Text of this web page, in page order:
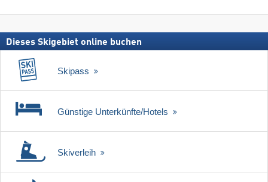
Dieses Skigebiet online buchen
Skipass
Günstige Unterkünfte/Hotels
Skiverleih